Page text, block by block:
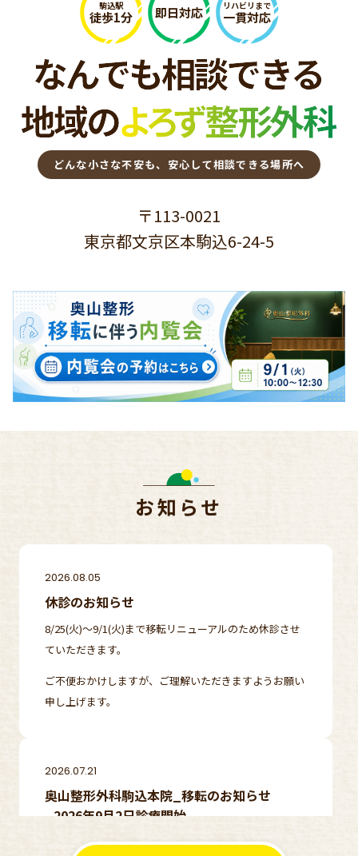
駒込駅
徒歩1分 即日対応 リハビリまで
一貫対応
どんな小さな不安も、安心して相談できる場所へ
〒113-0021
東京都文京区本駒込6-24-5
お知らせ
2026.08.05
休診のお知らせ
8/25(火)～9/1(火)まで移転リニューアルのため休診させ
ていただきます。
ご不便おかけしますが、ご理解いただきますようお願い
申し上げます。
2026.07.21
奥山整形外科駒込本院_移転のお知らせ
_2026年9月2日診療開始
移転のお知らせ